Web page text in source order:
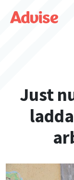
Just